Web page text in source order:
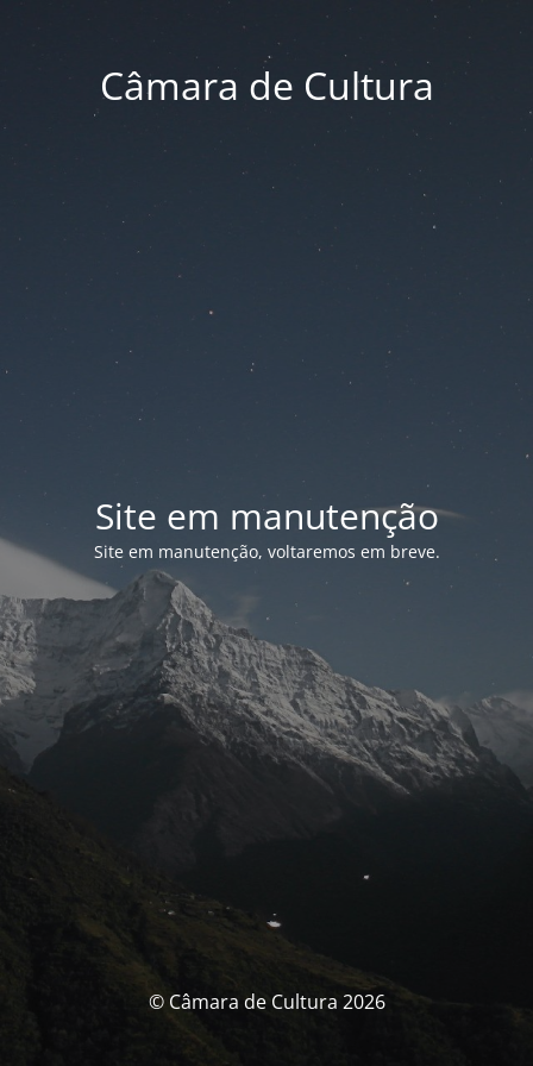
Câmara de Cultura
Site em manutenção
Site em manutenção, voltaremos em breve.
© Câmara de Cultura 2026